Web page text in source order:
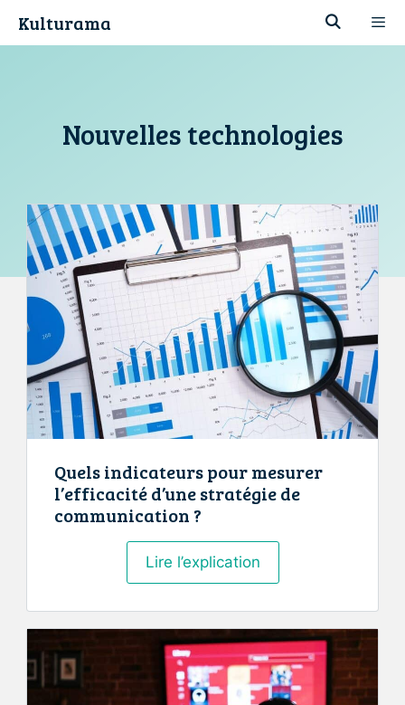
Kulturama
Nouvelles technologies
Quels indicateurs pour mesurer
l’efficacité d’une stratégie de
communication ?
Lire l’explicationQuels
indicateurs
mesurer
l’efficacité
d’une
stratégie